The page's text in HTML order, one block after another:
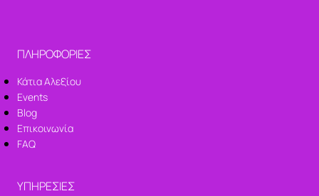
ΠΛΗΡΟΦΟΡΙΕΣ
Κάτια Αλεξίου
Events
Blog
Επικοινωνία
FAQ
ΥΠΗΡΕΣΙΕΣ